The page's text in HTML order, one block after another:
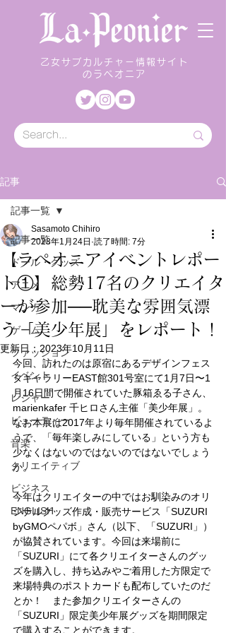
乙女サブカルチャー情報サイト
のラペオニア
記事
記事一覧
ドール・グッズ
アニメ
マンガ
ゲーム
ファッション
イベント
レジャー
ビューティー
音楽
クリエイティブ
ビジネス
ENGLISH
記事一覧
【ラペオニアイベントレポー
ト①】総勢17名のクリエイタ
ーが参加──耽美な雰囲気漂
う「美少年展」をレポート！
Sasamoto Chihiro
2023年1月24日 読了時間: 7分
更新日： 2023年10月11日
今回、訪れたのは原宿にあるデザインフェス
タギャラリーEAST館301号室にて1月7日〜1
月16日間で開催されていた豚箱ゑる子さん、
marienkafer 千ヒロさん主催「美少年展」。
なお本展は2017年より毎年開催されているよ
うで、「毎年楽しみにしている」という方も
少なくはないのではないのではないでしょう
か。
今年はクリエイターの中ではお馴染みのオリ
ジナルグッズ作成・販売サービス「SUZURI
byGMOペパボ」さん（以下、「SUZURI」）
が協賛されています。今回は来場前に
「SUZURI」にて各クリエイターさんのグッ
ズを購入し、持ち込みやご着用した方限定で
来場特典のポストカードも配布していたのだ
とか！　また参加クリエイターさんの
「SUZURI」限定美少年展グッズを期間限定
で購入することができます。